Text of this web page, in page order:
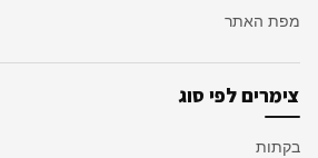
מפת האתר
צימרים לפי סוג
בקתות